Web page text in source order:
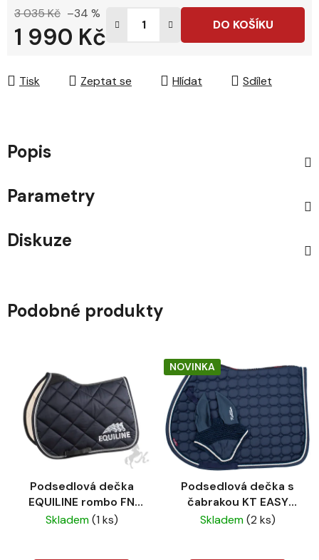
3 035 Kč –34 %
1 990 Kč DO KOŠÍKU
Tisk Zeptat se Hlídat Sdílet
Popis
Parametry
Diskuze
Podobné produkty
Podsedlová dečka
EQUILINE rombo FN
blue
Skladem(1 ks)
NOVINKA
Podsedlová dečka s
čabrakou KT EASY
Dark blue
Skladem(2 ks)